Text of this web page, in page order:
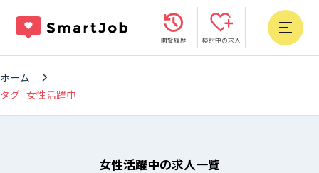
閲覧履歴 検討中の求人
ホーム
タグ : 女性活躍中
女性活躍中の求人一覧